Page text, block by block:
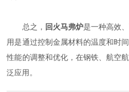
总之， 回火马弗炉是一种高效
用是通过控制金属材料的温度和时
性能的调整和优化，在钢铁、航空
泛应用。